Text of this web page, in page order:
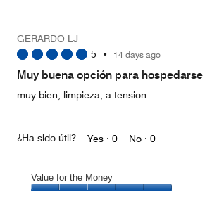
5
out
5
GERARDO LJ
5 • 14 days ago
Muy buena opción para hospedarse
muy bien, limpieza, a tension
¿Ha sido útil? Yes · 0 No · 0
Value for the Money